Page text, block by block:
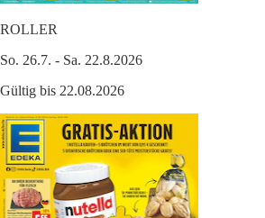
ROLLER
So. 26.7. - Sa. 22.8.2026
Gültig bis 22.08.2026